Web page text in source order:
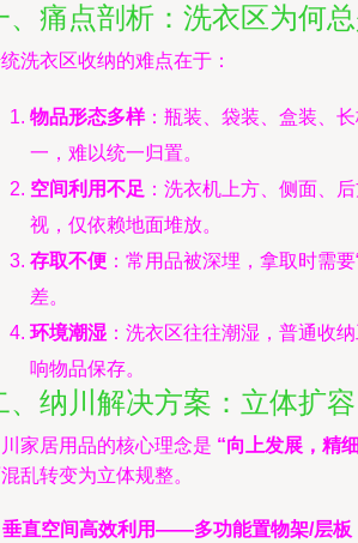
、痛点剖析：洗衣区为何
洗衣区收纳的难点在于：
物品形态多样：瓶装、袋装、盒装、
一，难以统一归置。
空间利用不足 ：洗衣机上方、侧面、
视，仅依赖地面堆放。
存取不便 ：常用品被深埋，拿取时需
差。
环境潮湿 ：洗衣区往往潮湿，普通收
响物品保存。
、纳川解决方案：立体扩
家居用品的核心理念是 “向上发展，精
乱转变为立体规整。
垂直空间高效利用——多功能置物架/层板